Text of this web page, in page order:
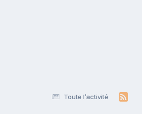
Toute l’activité